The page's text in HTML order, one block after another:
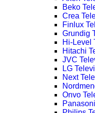
Beko
Crea
Finlux
Grundig
Hi-Level
Hitachi
JVC
LG
Next
Onvo